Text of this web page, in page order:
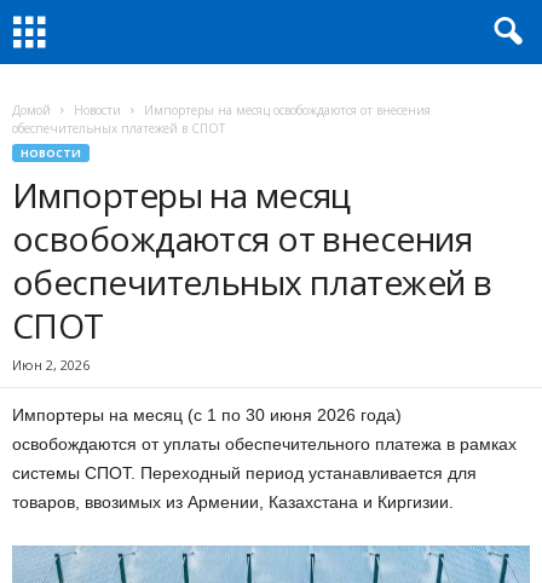
Домой Новости
Импортеры на месяц освобождаются от внесения
обеспечительных платежей в СПОТ
НОВОСТИ
Импортеры на месяц
освобождаются от внесения
обеспечительных платежей в
СПОТ
Июн 2, 2026
Импортеры на месяц (с 1 по 30 июня 2026 года)
освобождаются от уплаты обеспечительного платежа в рамках
системы СПОТ. Переходный период устанавливается для
товаров, ввозимых из Армении, Казахстана и Киргизии.